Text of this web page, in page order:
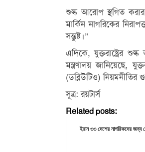
শুল্ক আরোপ স্থগিত করার
মার্কিন নাগরিকের
সন্তুষ্ট।”
এদিকে, যুক্তরাষ্ট্রের
মন্ত্রণালয় জানিয়েছে,
(ডব্লিউটিও)
সূত্র: রয়টার্স
Related posts:
ইরান ৩৩ দেশের নাগরিকদের জন্য